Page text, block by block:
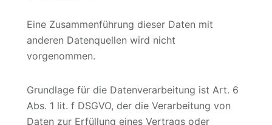
Eine Zusammenführung dieser Daten mit
anderen Datenquellen wird nicht
vorgenommen.
Grundlage für die Datenverarbeitung ist Art. 6
Abs. 1 lit. f DSGVO, der die Verarbeitung von
Daten zur Erfüllung eines Vertrags oder